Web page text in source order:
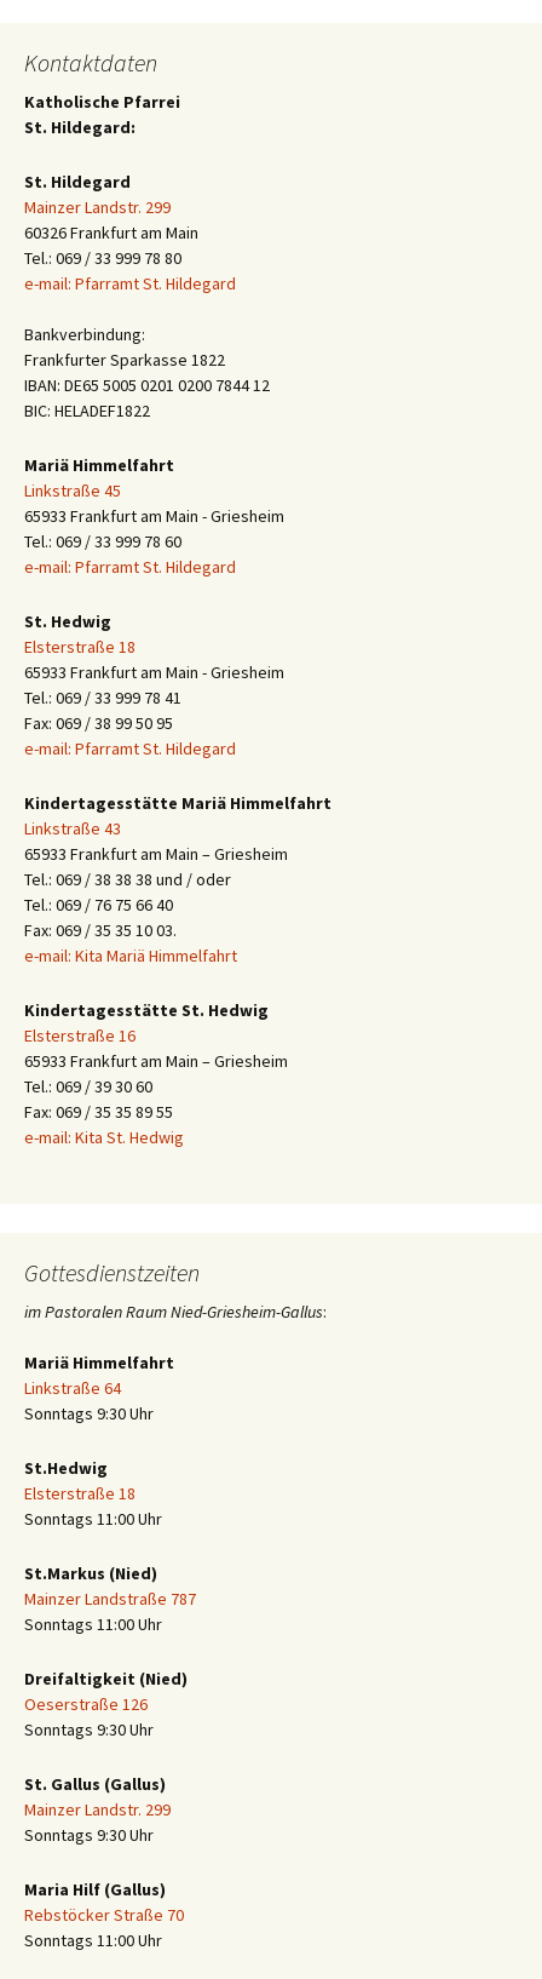
Kontaktdaten
Katholische Pfarrei
St. Hildegard:
St. Hildegard
Mainzer Landstr. 299
60326 Frankfurt am Main
Tel.: 069 / 33 999 78 80
e-mail: Pfarramt St. Hildegard
Bankverbindung:
Frankfurter Sparkasse 1822
IBAN: DE65 5005 0201 0200 7844 12
BIC: HELADEF1822
Mariä Himmelfahrt
Linkstraße 45
65933 Frankfurt am Main - Griesheim
Tel.: 069 / 33 999 78 60
e-mail: Pfarramt St. Hildegard
St. Hedwig
Elsterstraße 18
65933 Frankfurt am Main - Griesheim
Tel.: 069 / 33 999 78 41
Fax: 069 / 38 99 50 95
e-mail: Pfarramt St. Hildegard
Kindertagesstätte Mariä Himmelfahrt
Linkstraße 43
65933 Frankfurt am Main – Griesheim
Tel.: 069 / 38 38 38 und / oder
Tel.: 069 / 76 75 66 40
Fax: 069 / 35 35 10 03.
e-mail: Kita Mariä Himmelfahrt
Kindertagesstätte St. Hedwig
Elsterstraße 16
65933 Frankfurt am Main – Griesheim
Tel.: 069 / 39 30 60
Fax: 069 / 35 35 89 55
e-mail: Kita St. Hedwig
Gottesdienstzeiten
im Pastoralen Raum Nied-Griesheim-Gallus:
Mariä Himmelfahrt
Linkstraße 64
Sonntags 9:30 Uhr
St.Hedwig
Elsterstraße 18
Sonntags 11:00 Uhr
St.Markus (Nied)
Mainzer Landstraße 787
Sonntags 11:00 Uhr
Dreifaltigkeit (Nied)
Oeserstraße 126
Sonntags 9:30 Uhr
St. Gallus (Gallus)
Mainzer Landstr. 299
Sonntags 9:30 Uhr
Maria Hilf (Gallus)
Rebstöcker Straße 70
Sonntags 11:00 Uhr